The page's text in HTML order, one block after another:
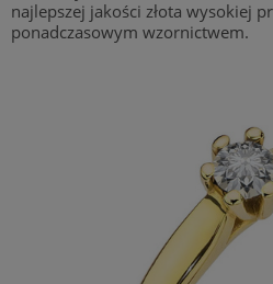
najlepszej jakości złota wysokiej
ponadczasowym wzornictwem.